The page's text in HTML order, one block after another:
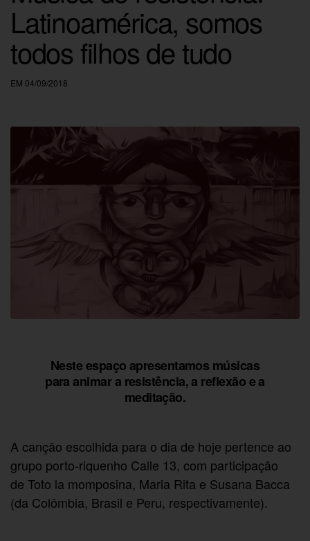
Latinoamérica, somos
todos filhos de tudo
EM 04/09/2018
Neste espaço apresentamos músicas
para animar a resistência, a reflexão e a
meditação.
A canção escolhida para o dia de hoje pertence ao
grupo porto-riquenho Calle 13, com participação
de Toto la momposina, Maria Rita e Susana Bacca
(da Colômbia, Brasil e Peru, respectivamente).